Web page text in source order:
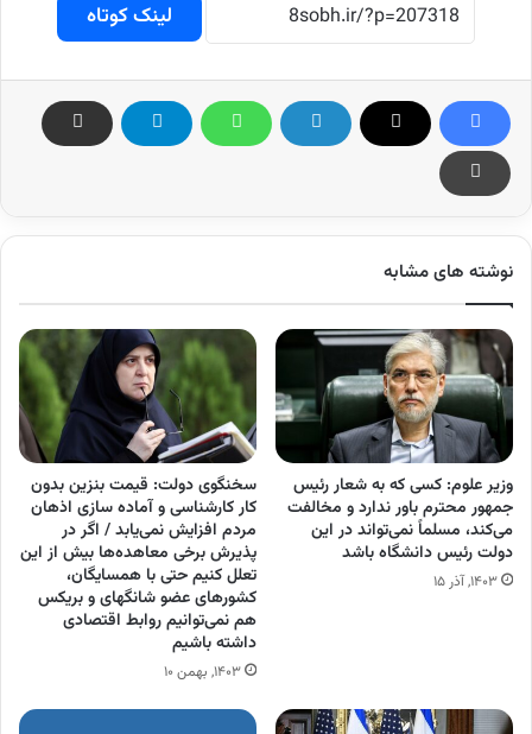
لینک کوتاه
نوشته های مشابه
وزیر علوم: کسی که به شعار رئیس
جمهور محترم باور ندارد و مخالفت
می‌کند، مسلماً نمی‌تواند در این
دولت رئیس دانشگاه باشد
۱۴۰۳, آذر ۱۵
سخنگوی دولت: قیمت بنزین بدون
کار کارشناسی و آماده سازی اذهان
مردم افزایش نمی‌یابد / اگر در
پذیرش برخی معاهده‌ها بیش از این
تعلل کنیم حتی با همسایگان،
کشور‌های عضو شانگهای و بریکس
هم نمی‌توانیم روابط اقتصادی
داشته باشیم
۱۴۰۳, بهمن ۱۰